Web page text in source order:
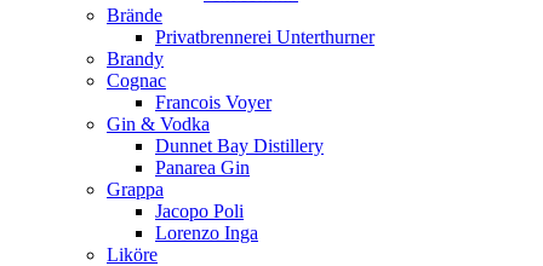
Brände
Privatbrennerei Unterthurner
Brandy
Cognac
Francois Voyer
Gin & Vodka
Dunnet Bay Distillery
Panarea Gin
Grappa
Jacopo Poli
Lorenzo Inga
Liköre